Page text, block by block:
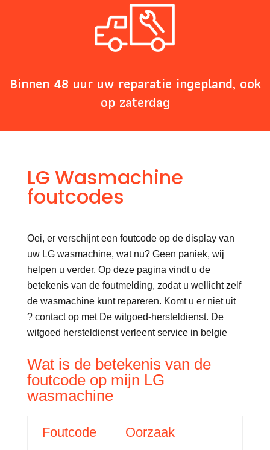
Binnen 48 uur uw reparatie ingepland, ook
op zaterdag
LG Wasmachine
foutcodes
Oei, er verschijnt een foutcode op de display van
uw LG wasmachine, wat nu? Geen paniek, wij
helpen u verder. Op deze pagina vindt u de
betekenis van de foutmelding, zodat u wellicht zelf
de wasmachine kunt repareren. Komt u er niet uit
? contact op met De witgoed-hersteldienst. De
witgoed hersteldienst verleent service in belgie
Wat is de betekenis van de
foutcode op mijn LG
wasmachine
Foutcode Oorzaak